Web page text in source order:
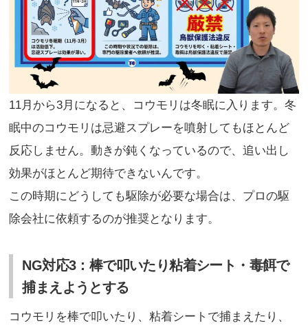
11月から3月になると、コウモリは冬眠に入ります。冬
眠中のコウモリは忌避スプレーを噴射してもほとんど
反応しません。動きが鈍くなっているので、追い出し
効果がほとんど期待できないんです。
この時期にどうしても駆除が必要な場合は、プロの駆
除会社に依頼するのが推奨となります。
NG対応3：棒で叩いたり粘着シート・毒餌で
捕まえようとする
コウモリを棒で叩いたり、粘着シートで捕まえたり、